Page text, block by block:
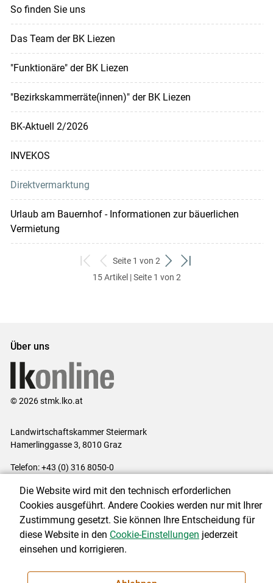
So finden Sie uns
Das Team der BK Liezen
"Funktionäre" der BK Liezen
"Bezirkskammerräte(innen)" der BK Liezen
BK-Aktuell 2/2026
INVEKOS
Direktvermarktung
Urlaub am Bauernhof - Informationen zur bäuerlichen
Vermietung
zum
ersten
zurück
zum
Seite 1 von 2
weiter
zum
zum
15 Artikel | Seite 1 von 2
Über uns
© 2026 stmk.lko.at
Landwirtschaftskammer Steiermark
Hamerlinggasse 3, 8010 Graz
Telefon: +43 (0) 316 8050-0
Impressum|Kontakt|Datenschutzerklärung|Barrierefreiheit|
Cookie-Einstellungen
NEWSLETTER
Die Website wird mit den technisch erforderlichen
Cookies ausgeführt. Andere Cookies werden nur mit Ihrer
Zustimmung gesetzt. Sie können Ihre Entscheidung für
diese Website in den Cookie-Einstellungen jederzeit
einsehen und korrigieren.